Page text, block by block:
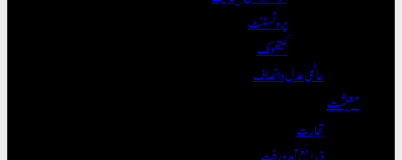
پروٹسٹنٹ
کیتھولک
عالمی عدل و انصاف
معیشت
تجارت
ذرائع آمدورفت